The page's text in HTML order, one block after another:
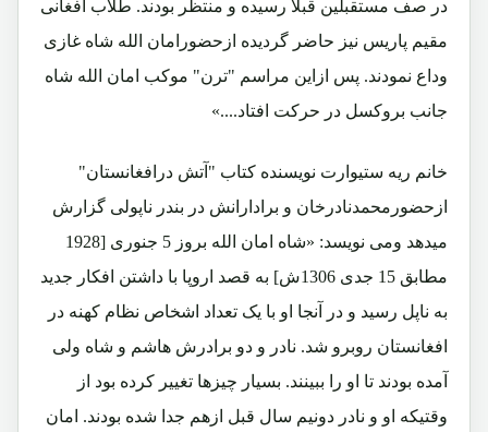
در صف مستقبلین قبلاً رسیده و منتظر بودند. طلاب افغانی
مقیم پاریس نیز حاضر گردیده ازحضورامان الله شاه غازی
وداع نمودند. پس ازاین مراسم "ترن" موکب امان الله شاه
جانب بروکسل در حرکت افتاد....»
خانم ریه ستیوارت نویسنده کتاب "آتش درافغانستان"
ازحضورمحمدنادرخان و برادارانش در بندر ناپولی گزارش
میدهد ومی نویسد: «شاه امان الله بروز 5 جنوری [1928
مطابق 15 جدی 1306ش] به قصد اروپا با داشتن افکار جدید
به ناپل رسید و در آنجا او با یک تعداد اشخاص نظام کهنه در
افغانستان روبرو شد. نادر و دو برادرش هاشم و شاه ولی
آمده بودند تا او را ببینند. بسیار چیزها تغییر کرده بود از
وقتیکه او و نادر دونیم سال قبل ازهم جدا شده بودند. امان